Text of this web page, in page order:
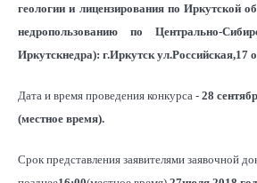
геологии и лицензирования по Иркутской
недропользованию по Центрально-
Иркутскнедра): г.Иркутск ул.Российская,17
Дата и время проведения конкурса - 28
(местное время).
Срок представления заявителями заявочной